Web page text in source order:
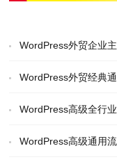
WordPress外贸企业
WordPress外贸经典
WordPress高级全行
WordPress高级通用